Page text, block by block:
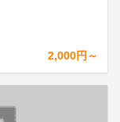
2,000円～